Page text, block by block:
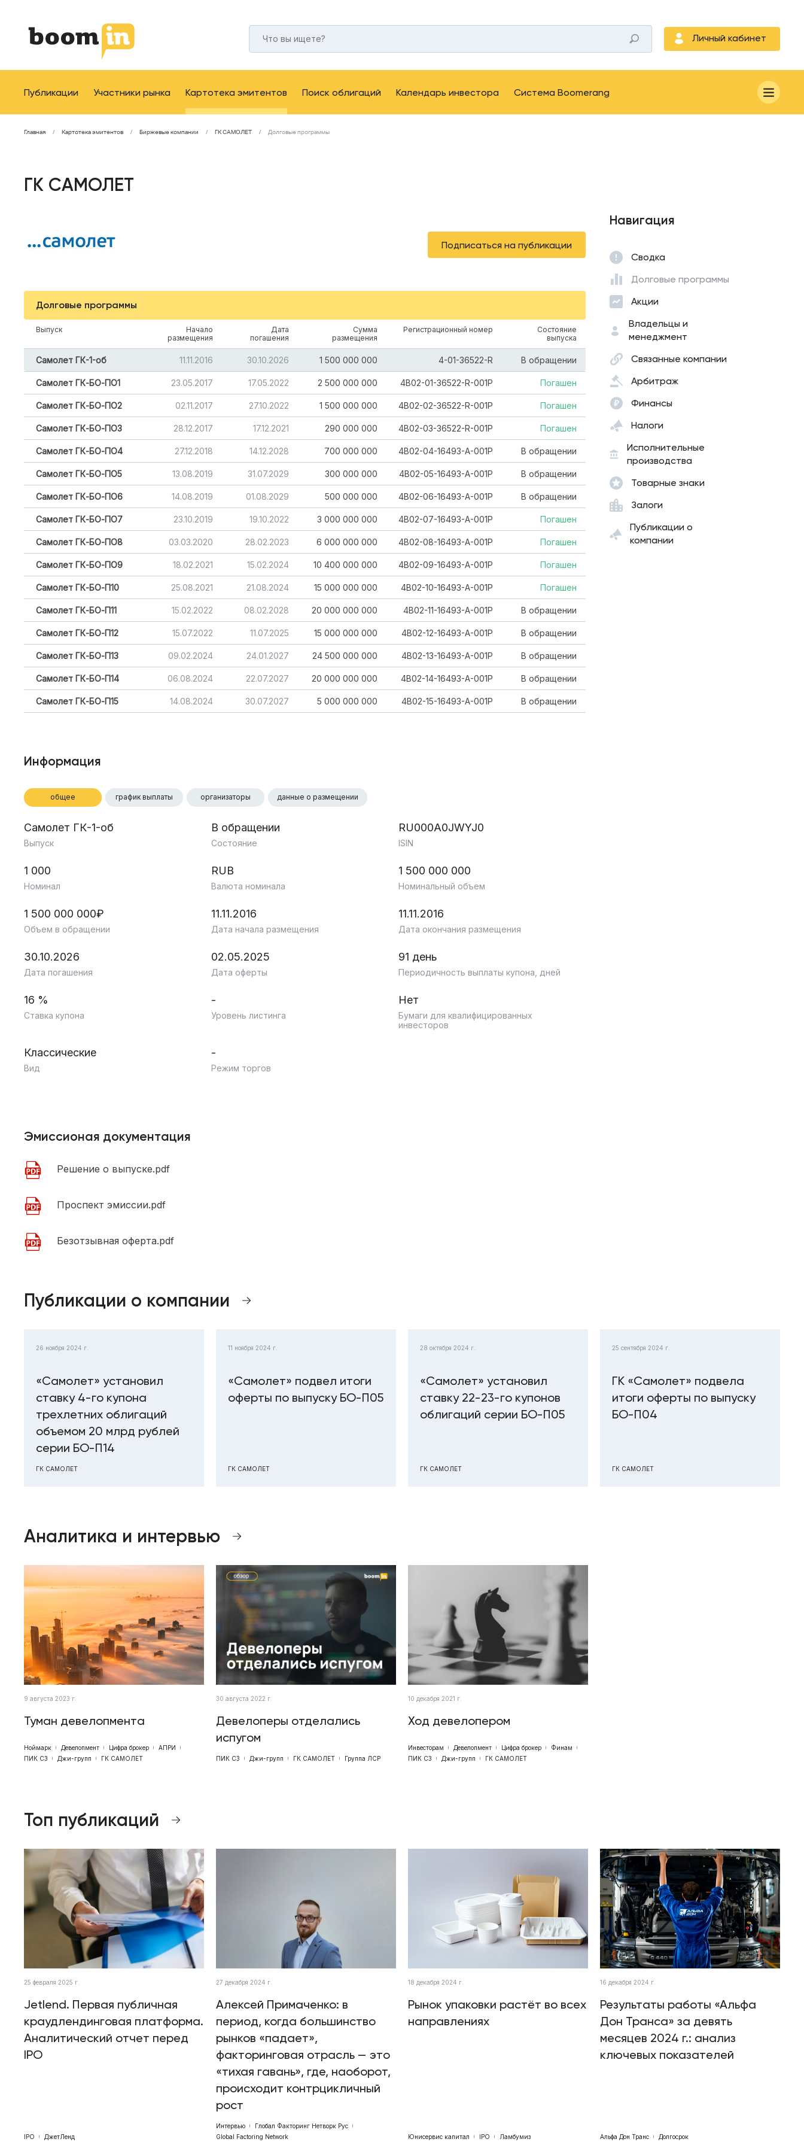
Личный кабинет
Публикации Участники рынка Картотека эмитентов Поиск облигаций Календарь инвестора Система Boomerang
Главная Картотека эмитентов Биржевые компании ГК САМОЛЕТ Долговые программы
ГК САМОЛЕТ
Подписаться на публикации
Долговые программы
Выпуск
Начало
размещения
Дата
погашения
Сумма
размещения
Регистрационный номер
Состояние
выпуска
Самолет ГК-1-об 11.11.2016 30.10.2026 1 500 000 000 4-01-36522-R В обращении
Самолет ГК-БО-ПО1 23.05.2017 17.05.2022 2 500 000 000 4B02-01-36522-R-001P Погашен
Самолет ГК-БО-ПО2 02.11.2017 27.10.2022 1 500 000 000 4B02-02-36522-R-001P Погашен
Самолет ГК-БО-ПО3 28.12.2017 17.12.2021 290 000 000 4B02-03-36522-R-001P Погашен
Самолет ГК-БО-ПО4 27.12.2018 14.12.2028 700 000 000 4B02-04-16493-A-001P В обращении
Самолет ГК-БО-ПО5 13.08.2019 31.07.2029 300 000 000 4B02-05-16493-A-001P В обращении
Самолет ГК-БО-ПО6 14.08.2019 01.08.2029 500 000 000 4B02-06-16493-A-001P В обращении
Самолет ГК-БО-ПО7 23.10.2019 19.10.2022 3 000 000 000 4B02-07-16493-A-001P Погашен
Самолет ГК-БО-ПО8 03.03.2020 28.02.2023 6 000 000 000 4B02-08-16493-A-001P Погашен
Самолет ГК-БО-ПО9 18.02.2021 15.02.2024 10 400 000 000 4B02-09-16493-A-001P Погашен
Самолет ГК-БО-П10 25.08.2021 21.08.2024 15 000 000 000 4B02-10-16493-A-001P Погашен
Самолет ГК-БО-П11 15.02.2022 08.02.2028 20 000 000 000 4B02-11-16493-A-001P В обращении
Самолет ГК-БО-П12 15.07.2022 11.07.2025 15 000 000 000 4B02-12-16493-A-001P В обращении
Самолет ГК-БО-П13 09.02.2024 24.01.2027 24 500 000 000 4B02-13-16493-A-001P В обращении
Самолет ГК-БО-П14 06.08.2024 22.07.2027 20 000 000 000 4B02-14-16493-A-001P В обращении
Самолет ГК-БО-П15 14.08.2024 30.07.2027 5 000 000 000 4B02-15-16493-A-001P В обращении
Информация
общее график выплаты организаторы данные о размещении
Самолет ГК-1-об
Выпуск
В обращении
Состояние
RU000A0JWYJ0
ISIN
1 000
Номинал
RUB
Валюта номинала
1 500 000 000
Номинальный объем
1 500 000 000₽
Объем в обращении
11.11.2016
Дата начала размещения
11.11.2016
Дата окончания размещения
30.10.2026
Дата погашения
02.05.2025
Дата оферты
91 день
Периодичность выплаты купона, дней
16 %
Ставка купона
-
Уровень листинга
Нет
Бумаги для квалифицированных
инвесторов
Классические
Вид
-
Режим торгов
Эмиссионая документация
Решение о выпуске.pdf
Проспект эмиссии.pdf
Безотзывная оферта.pdf
Навигация
Сводка
Долговые программы
Акции
Владельцы и
менеджмент
Связанные компании
Арбитраж
Финансы
Налоги
Исполнительные
производства
Товарные знаки
Залоги
Публикации о
компании
Публикации о компании
26 ноября 2024 г.
«Самолет» установил
ставку 4-го купона
трехлетних облигаций
объемом 20 млрд рублей
серии БО-П14
ГК САМОЛЕТ
11 ноября 2024 г.
«Самолет» подвел итоги
оферты по выпуску БО-П05
ГК САМОЛЕТ
28 октября 2024 г.
«Самолет» установил
ставку 22-23-го купонов
облигаций серии БО-П05
ГК САМОЛЕТ
25 сентября 2024 г.
ГК «Самолет» подвела
итоги оферты по выпуску
БО-П04
ГК САМОЛЕТ
Аналитика и интервью
9 августа 2023 г.
Туман девелопмента
Ноймарк Девелопмент Цифра брокер
АПРИ
ПИК СЗ
Джи-групп ГК САМОЛЕТ
30 августа 2022 г.
Девелоперы отделались
испугом
ПИК СЗ Джи-групп ГК САМОЛЕТ Группа ЛСР
10 декабря 2021 г.
Ход девелопером
Инвесторам Девелопмент Цифра брокер
Финам
ПИК СЗ
Джи-групп ГК САМОЛЕТ
Топ публикаций
25 февраля 2025 г.
Jetlend. Первая публичная
краудлендинговая платформа.
Аналитический отчет перед
IPO
IPO ДжетЛенд
27 декабря 2024 г.
Алексей Примаченко: в
период, когда большинство
рынков «падает»,
факторинговая отрасль — это
«тихая гавань», где, наоборот,
происходит контрцикличный
рост
Интервью
Глобал Факторинг Нетворк Рус
Global Factoring Network
18 декабря 2024 г.
Рынок упаковки растёт во всех
направлениях
Юнисервис капитал IPO Ламбумиз
16 декабря 2024 г.
Результаты работы «Альфа
Дон Транса» за девять
месяцев 2024 г.: анализ
ключевых показателей
Альфа Дон Транс Долгосрок